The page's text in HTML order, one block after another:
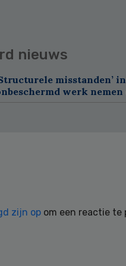
nieuws
misstanden’
werk nemen
zijn op om een reactie te